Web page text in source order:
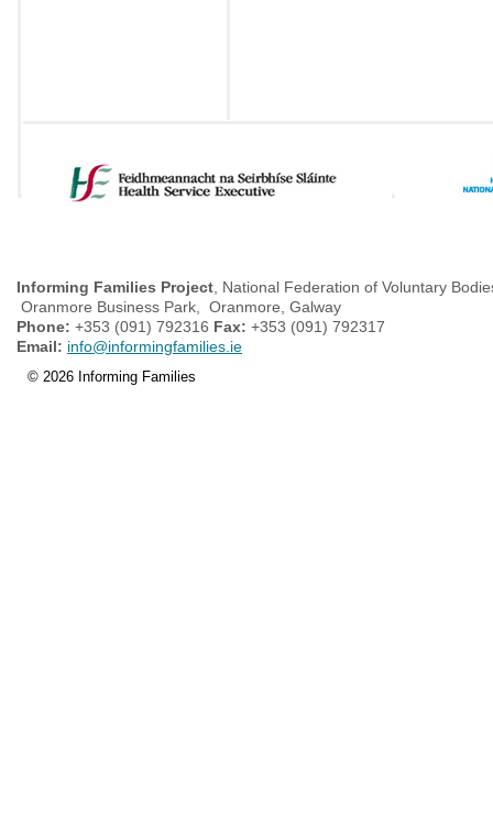
Informing Families Project , National Federation of Voluntary
Oranmore Business Park, Oranmore, Galway
Phone: +353 (091) 792316 Fax: +353 (091) 792317
Email: info@informingfamilies.ie
© 2026 Informing Families